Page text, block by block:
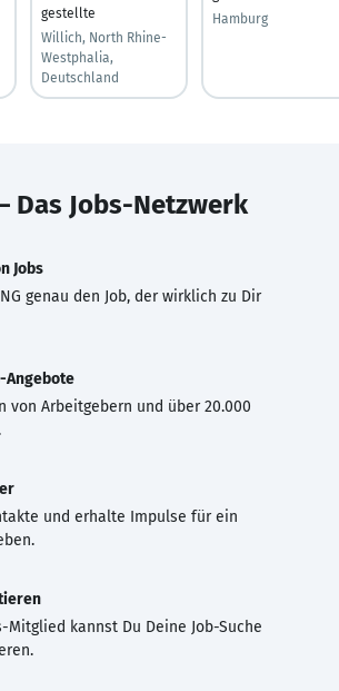
gestellte
Willich, North Rhine-
Westphalia,
Deutschland
Hamburg
Das Jobs-Netzwerk
Jobs
genau den Job, der wirklich zu Dir
Angebote
von Arbeitgebern und über 20.000
und erhalte Impulse für ein
Mitglied kannst Du Deine Job-Suche